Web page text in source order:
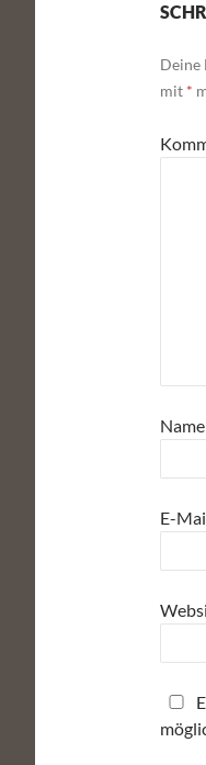
Deine
mit *
Name
E-